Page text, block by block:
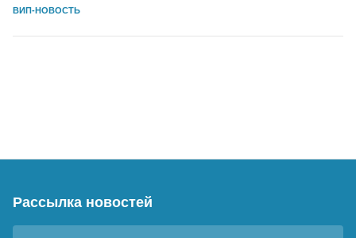
ВИП-НОВОСТЬ
Рассылка новостей